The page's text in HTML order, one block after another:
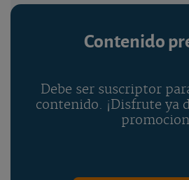
Contenido
Debe ser suscriptor
contenido. ¡Disfrute ya